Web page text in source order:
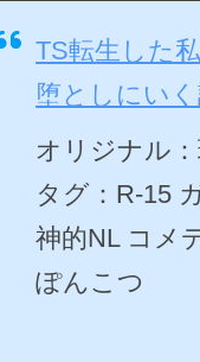
TS転生した
堕としにい
オリジナル
タグ：R-15
神的NL コメ
ぽんこつ